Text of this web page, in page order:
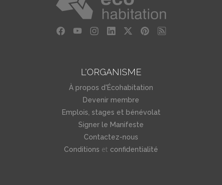
L'ORGANISME
À propos d'Écohabitation
Devenir membre
Emplois, stages et bénévolat
Signer le Manifeste
Contactez-nous
Conditions et confidentialité